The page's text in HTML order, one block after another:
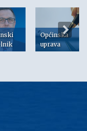
Općinska
uprava